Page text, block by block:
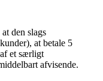
den slags
at betale 5
et særligt
afvisende.